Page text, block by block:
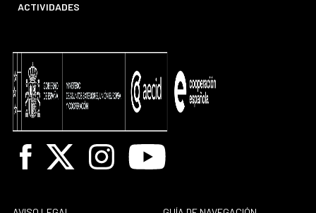
ACTIVIDADES
Facebook
X InstagramYoutube